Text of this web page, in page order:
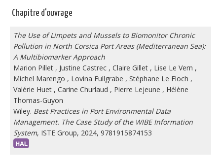
Chapitre d'ouvrage
The Use of Limpets and Mussels to Biomonitor Chronic
Pollution in North Corsica Port Areas (Mediterranean Sea):
A Multibiomarker Approach
Marion Pillet , Justine Castrec , Claire Gillet , Lise Le Vern ,
Michel Marengo , Lovina Fullgrabe , Stéphane Le Floch ,
Valérie Huet , Carine Churlaud , Pierre Lejeune , Hélène
Thomas-Guyon
Wiley. Best Practices in Port Environmental Data
Management. The Case Study of the WIBE Information
System, ISTE Group, 2024, 9781915874153